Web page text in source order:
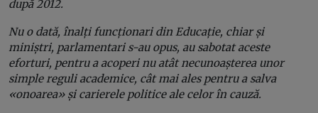
după 2012.
Nu o dată, înalți funcționari din Educație, chiar și
miniștri, parlamentari s-au opus, au sabotat aceste
eforturi, pentru a acoperi nu atât necunoașterea unor
simple reguli academice, cât mai ales pentru a salva
«onoarea» și carierele politice ale celor în cauză.